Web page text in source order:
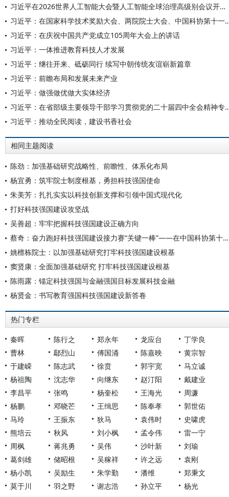
习近平在2026世界人工智能大会暨人工智能全球治理高级别会议开幕式上的主旨讲话（全文）
习近平：在国家科学技术奖励大会、
习近平：在庆祝中国共产党成立105周年大会上的讲话
习近平：一体推进教育科技人才发展
习近平：继往开来、砥砺同行 续写中朝传统友谊崭新篇章
习近平：前瞻布局和发展未来产业
习近平：做强做优做大实体经济
习近平：在省部级主要领导干部学
习近平：推动全民阅读，建设书香社会
相同主题阅读
陈劲：加强基础研究战略性、前瞻性、体系化布局
杨宜勇：筑牢院士制度根基，勇担科技强国使命
朱美芳：扎扎实实以科技创新支撑和引领中国式现代化
打好科技强国建设攻坚战
吴善超：牢牢把握科技强国建设正确方向
蔡奇：奋力跑好科技强国建设接力赛“关键一棒”——在中国科协第十一次全国代表大会上的致词（2026年7月8日）
姚檀栋院士：以加强基础研究打牢科技强国建设根基
窦贤康：全面加强基础研究 打牢科技强国建设根基
陈雨露：锚定科技强国与金融强国目标发展科技金融
杨贤金：书写教育强国科技强国建设新答卷
热门专栏
秦晖 陈行之 郑永年 龙应台
丁学良
曹林
鄢烈山 傅国涌 陈嘉映
黄宗智
于建嵘
陈志武 徐贲 郭宇宽
马立诚
杨祖陶
沈志华 向继东 赵汀阳
戴建业
李昌平
张鸣 杨奎松 王海光
周濂
杨鹏
邓晓芒 王缉思 陈奉孝
郭世佑
马玲
王振东 狄马 袁伟时
史啸虎
熊培云
秋风 刘小枫 孟令伟
雷一宁
周枫
蒋兆勇 吴伟 沙叶新
刘瑜
葛剑雄
储昭根 吴稼祥 许之远
袁刚
杨小凯
吴励生 朱学勤 潘维
郑秉文
莫于川
羽之野 谢志浩 孙立平 杨光